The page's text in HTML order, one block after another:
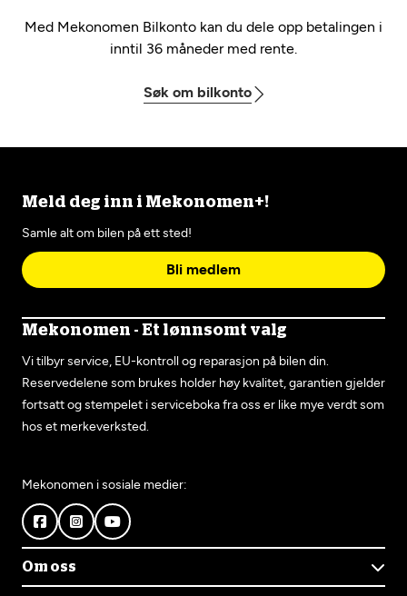
Med Mekonomen Bilkonto kan du dele opp betalingen i
inntil 36 måneder med rente.
Søk om bilkonto
Meld deg inn i Mekonomen+!
Samle alt om bilen på ett sted!
Bli medlem
Mekonomen - Et lønnsomt valg
Vi tilbyr service, EU-kontroll og reparasjon på bilen din.
Reservedelene som brukes holder høy kvalitet, garantien gjelder
fortsatt og stempelet i serviceboka fra oss er like mye verdt som
hos et merkeverksted.
Mekonomen i sosiale medier:
Om oss